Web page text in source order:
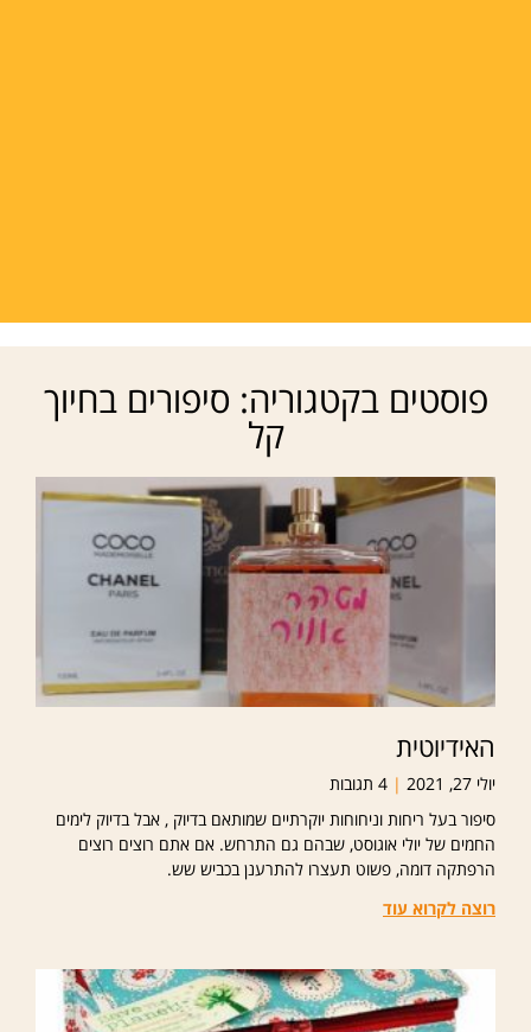
פוסטים בקטגוריה: סיפורים בחיוך
קל
האידיוטית
יולי 27, 2021
סיפור בעל ריחות וניחוחות יוקרתיים שמותאם בדיוק , אבל בדיוק לימים
החמים של יולי אוגוסט, שבהם גם התרחש. אם אתם רוצים רוצים
הרפתקה דומה, פשוט תעצרו להתרענן בכביש שש.
רוצה לקרוא עוד